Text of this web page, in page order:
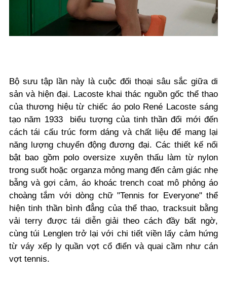
Bộ sưu tập lần này là cuộc đối thoại sâu sắc giữa di
sản và hiện đại. Lacoste khai thác nguồn gốc thể thao
của thương hiệu từ chiếc áo polo René Lacoste sáng
tạo năm 1933 biểu tượng của tinh thần đổi mới đến
cách tái cấu trúc form dáng và chất liệu để mang lại
năng lượng chuyển động đương đại. Các thiết kế nổi
bật bao gồm polo oversize xuyên thấu làm từ nylon
trong suốt hoặc organza mỏng mang đến cảm giác nhẹ
bẫng và gợi cảm, áo khoác trench coat mô phỏng áo
choàng tắm với dòng chữ "Tennis for Everyone" thể
hiện tinh thần bình đẳng của thể thao, tracksuit bằng
vải terry được tái diễn giải theo cách đầy bất ngờ,
cùng túi Lenglen trở lại với chi tiết viền lấy cảm hứng
từ váy xếp ly quần vợt cổ điển và quai cầm như cán
vợt tennis.